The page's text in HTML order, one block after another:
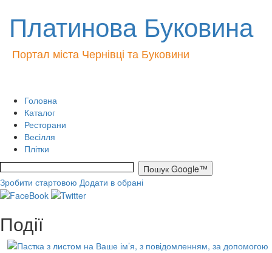
Платинова Буковина
Портал міста Чернівці та Буковини
Головна
Каталог
Ресторани
Весілля
Плітки
Зробити стартовою Додати в обрані
Події